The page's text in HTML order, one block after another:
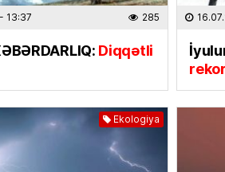
ÖLKƏ
8
- 13:37 285
Diqqətli
Ekologiya